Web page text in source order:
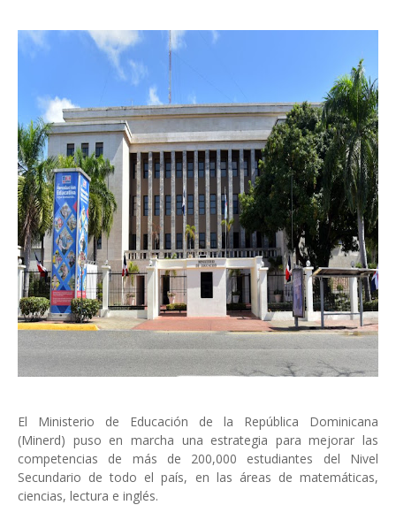
El Ministerio de Educación de la República Dominicana
(Minerd) puso en marcha una estrategia para mejorar las
competencias de más de 200,000 estudiantes del Nivel
Secundario de todo el país, en las áreas de matemáticas,
ciencias, lectura e inglés.